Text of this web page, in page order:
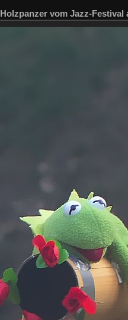
Holzpanzer vom Jazz-